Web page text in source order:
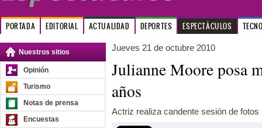
PORTADA EDITORIAL ACTUALIDAD DEPORTES ESPECTÁCULOS
Nuestros sitios
Opinión
Turismo
Notas de prensa
Encuestas
Jueves 21 de octubre 2010
Julianne Moore posa
años
Actriz realiza candente sesión de fotos